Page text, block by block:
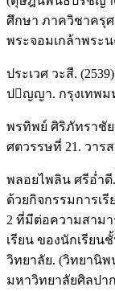
ศึกษา ภาควิชาครุ
พระจอมเกล้าพระ
ประเวศ วะสี.
ปญญา. กรุงเทพม
พรทิพย์ ศิริภัทราชั
ศตวรรษที่ 21. วาร
พลอยไพลิน ศรีอ่ำดี
ด้วยกิจกรรมการเ
2 ที่มีต่อความสาม
เรียน ของนักเรียน
วิทยาลัย. (วิทยานิ
มหาวิทยาลัยศิลปา